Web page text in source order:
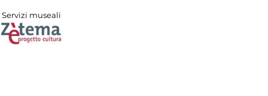
Servizi museali